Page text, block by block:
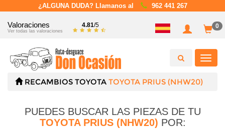
¿ALGUNA DUDA? Llamanos al 962 441 267
Valoraciones
Ver todas las valoraciones
4.81/5 0
RECAMBIOS TOYOTA TOYOTA PRIUS (NHW20)
PUEDES BUSCAR LAS PIEZAS DE TU
TOYOTA PRIUS (NHW20) POR: